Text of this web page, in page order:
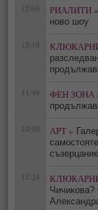
12:03 РИАЛИТИ »
ново шоу
13:18
11:49 ФЕН ЗОНА
10:50 АРТ »
17:24